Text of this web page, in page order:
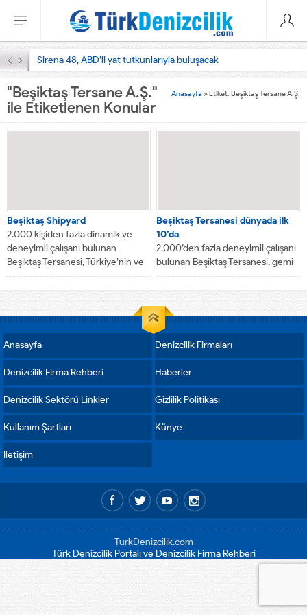
Sirena 48, ABD’li yat tutkunlarıyla buluşacak
Anasayfa »Etiket: Beşiktaş Tersane A.Ş.
"Beşiktaş Tersane A.Ş."
ile Etiketlenen Konular
Beşiktaş Shipyard
2.000 kişiden fazla dinamik ve
deneyimli çalışanı bulunan
Beşiktaş Tersanesi, Türkiye’nin ve
Akdeniz en büyük...
Beşiktaş Tersanesi dünyada ilk
10’da
2.000’den fazla deneyimli çalışanı
bulunan Beşiktaş Tersanesi, gemi
bakım ve onarımda dünyanın en
aktif gemi tamir tersaneleri...
Anasayfa Denizcilik Firmaları
Denizcilik Firma Rehberi Haberler
Denizcilik Sektörü Linkler Gizlilik Politikası
Kullanım Şartları Künye
İletişim
TurkDenizcilik.com
Türk Denizcilik Portalı ve Denizcilik Firma Rehberi